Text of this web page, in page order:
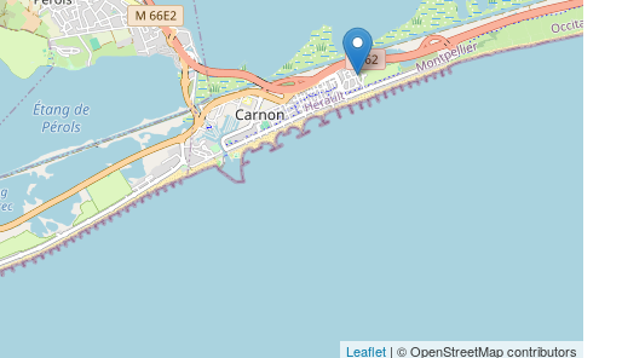
Leaflet | © OpenStreetMap contributors